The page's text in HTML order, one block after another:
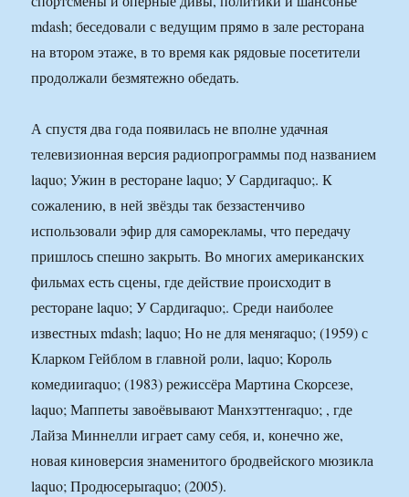
mdash; беседовали с ведущим прямо в зале ресторана
на втором этаже, в то время как рядовые посетители
продолжали безмятежно обедать.
А спустя два года появилась не вполне удачная
телевизионная версия радиопрограммы под названием
laquo; Ужин в ресторане laquo; У Сардиraquo;. К
сожалению, в ней звёзды так беззастенчиво
использовали эфир для саморекламы, что передачу
пришлось спешно закрыть. Во многих американских
фильмах есть сцены, где действие происходит в
ресторане laquo; У Сардиraquo;. Среди наиболее
известных mdash; laquo; Но не для меняraquo; (1959) с
Кларком Гейблом в главной роли, laquo; Король
комедииraquo; (1983) режиссёра Мартина Скорсезе,
laquo; Маппеты завоёвывают Манхэттенraquo; , где
Лайза Миннелли играет саму себя, и, конечно же,
новая киноверсия знаменитого бродвейского мюзикла
laquo; Продюсерыraquo; (2005).